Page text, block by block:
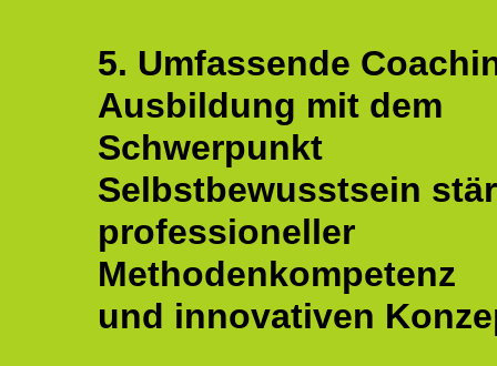
5. Umfassende
Ausbildung mit dem
Schwerpunkt
Selbstbewusstsein
professioneller
Methodenkompetenz
und innovativen